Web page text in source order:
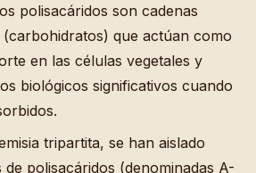
polisacáridos son cadenas
que actúan como
en las células vegetales y
biológicos significativos cuando
tripartita, se han aislado
polisacáridos (denominadas A-